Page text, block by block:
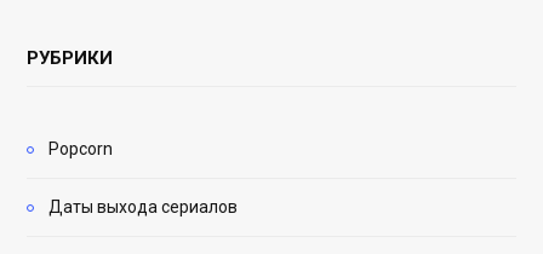
РУБРИКИ
Popcorn
Даты выхода сериалов